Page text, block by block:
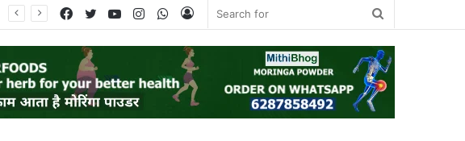
Log
WhatsApp
Instagram
YouTube
Twitter
Facebook